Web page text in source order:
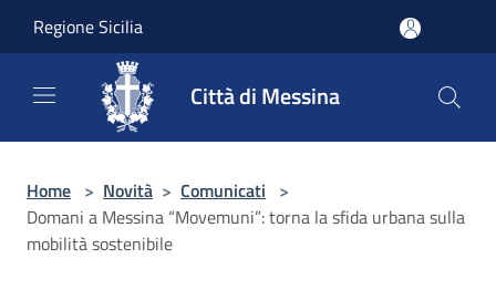
Regione Sicilia
Città di Messina
Home > Novità > Comunicati >
Domani a Messina “Movemuni”: torna la sfida urbana sulla
mobilità sostenibile